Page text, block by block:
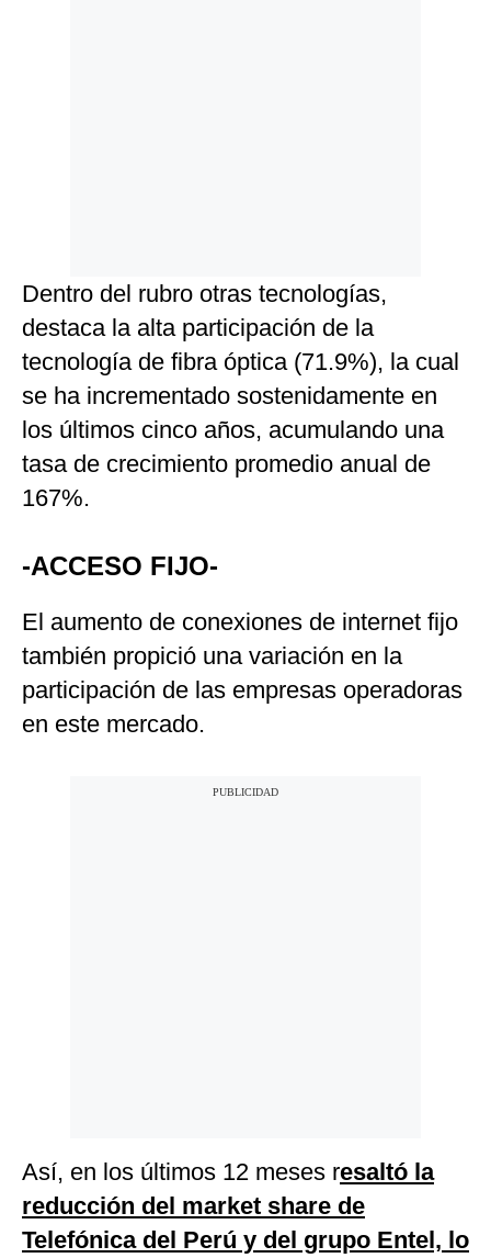
Dentro del rubro otras tecnologías,
destaca la alta participación de la
tecnología de fibra óptica (71.9%), la cual
se ha incrementado sostenidamente en
los últimos cinco años, acumulando una
tasa de crecimiento promedio anual de
167%.
-ACCESO FIJO-
El aumento de conexiones de internet fijo
también propició una variación en la
participación de las empresas operadoras
en este mercado.
Así, en los últimos 12 meses resaltó la
reducción del market share de
Telefónica del Perú y del grupo Entel, lo